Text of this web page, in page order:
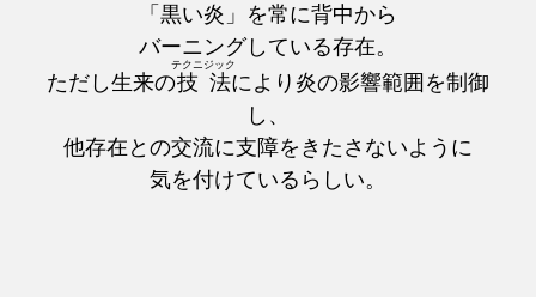
「黒い炎」を常に背中から
バーニングしている存在。
ただし生来の技法
テクニジック
により炎の影響範囲を制御
し、
他存在との交流に支障をきたさないように
気を付けているらしい。